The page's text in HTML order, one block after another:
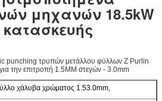
μηχανών 18.5kW
punching τρυπών μετάλλου φύλλων Ζ Purlin
την επιτροπή 1.5MM στεγών - 3.0mm
χάλυβα χρώματος 1.53.0mm,